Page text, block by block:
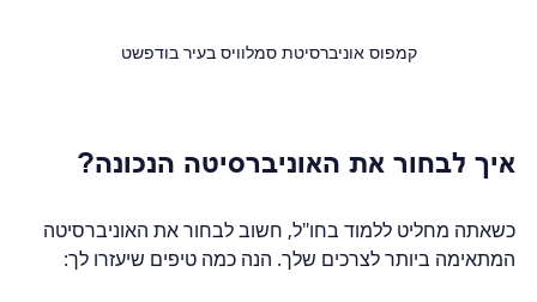
קמפוס אוניברסיטת סמלוויס בעיר בודפשט
איך לבחור את האוניברסיטה הנכונה?
כשאתה מחליט ללמוד בחו"ל, חשוב לבחור את האוניברסיטה
המתאימה ביותר לצרכים שלך. הנה כמה טיפים שיעזרו לך: